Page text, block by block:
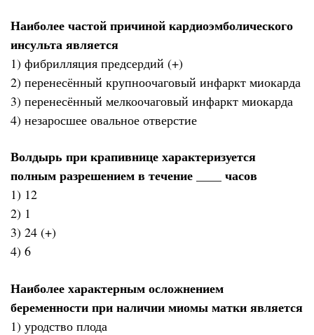
Наиболее частой причиной кардиоэмболического
инсульта является
1) фибрилляция предсердий (+)
2) перенесённый крупноочаговый инфаркт миокарда
3) перенесённый мелкоочаговый инфаркт миокарда
4) незаросшее овальное отверстие
Волдырь при крапивнице характеризуется
полным разрешением в течение ____ часов
1) 12
2) 1
3) 24 (+)
4) 6
Наиболее характерным осложнением
беременности при наличии миомы матки является
1) уродство плода